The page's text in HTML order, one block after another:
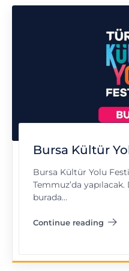
Bursa Kültür
Bursa Kültür Yolu
Temmuz’da
burada…
Continue reading
"Bursa Kültür Yolu